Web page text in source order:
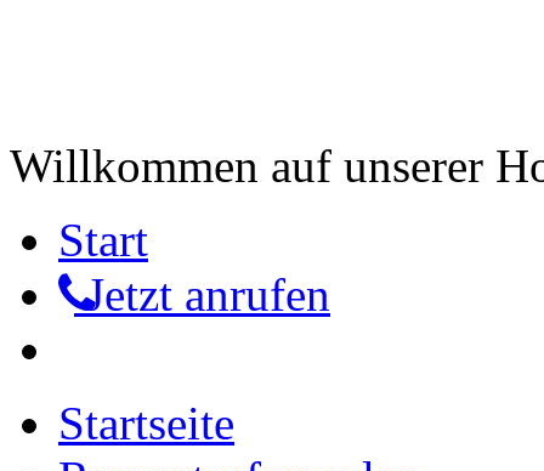
Willkommen auf unserer
Start
Jetzt anrufen
Startseite